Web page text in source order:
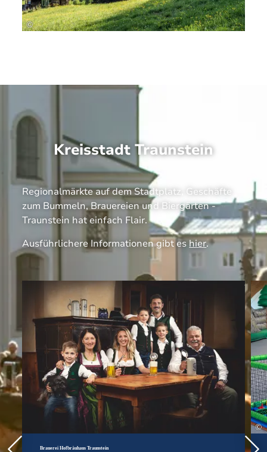
Noch mehr Inspiration für Ausflüge gibt eshier
©
Kreisstadt Traunstein
Regionalmärkte auf dem Stadtplatz, Geschäfte
zum Bummeln, Brauereien und Biergärten -
Traunstein hat einfach Flair.
Ausführlichere Informationen gibt es hier.
Brauerei Hofbräuhaus Traunstein
Mehr
©